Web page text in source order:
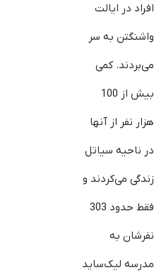
افراد در ایالت
واشنگتن به سر
می‌بردند. کمی
بیش از 100
هزار نفر از آن‎ها
در ناحیه سیاتل
زندگی می‌کردند و
فقط حدود 303
نفرشان به
مدرسه لیک‌ساید